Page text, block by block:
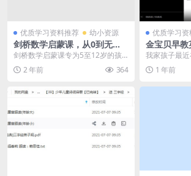
优质学习资料推荐 幼小资源
剑桥数学启蒙课，从0到无
穷，16节中英双版高清视频学
剑桥数学启蒙课专为5至12岁的孩
子打造，涵盖了32个数学基础概念
和知识点，包括原...
2 年前 364
优质学习
金宝贝早
节课程百
我家孩子最
文启蒙儿歌
不错！这是一
1 年前